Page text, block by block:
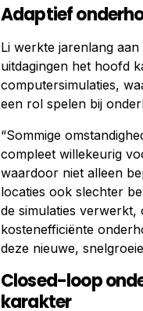
Adaptief
Li werkte jarenlang
uitdagingen het hoofd
computersimulaties,
een rol spelen bij
“Sommige
compleet willekeurig
waardoor niet alleen
locaties ook slechter
de simulaties verwerkt,
kostenefficiënte
deze nieuwe,
Closed-loop
karakter